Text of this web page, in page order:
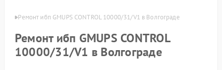
Ремонт ибп GMUPS CONTROL 10000/31/V1 в Волгограде
Ремонт ибп GMUPS CONTROL
10000/31/V1 в Волгограде